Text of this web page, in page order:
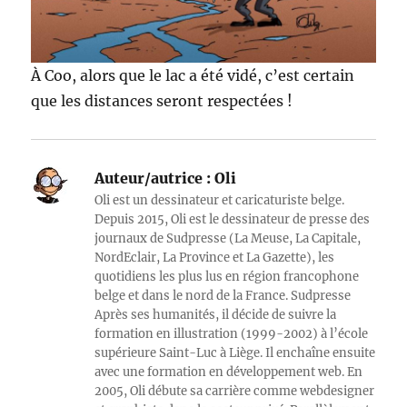
À Coo, alors que le lac a été vidé, c’est certain
que les distances seront respectées !
Auteur/autrice : Oli
Oli est un dessinateur et caricaturiste belge.
Depuis 2015, Oli est le dessinateur de presse des
journaux de Sudpresse (La Meuse, La Capitale,
NordEclair, La Province et La Gazette), les
quotidiens les plus lus en région francophone
belge et dans le nord de la France. Sudpresse
Après ses humanités, il décide de suivre la
formation en illustration (1999-2002) à l’école
supérieure Saint-Luc à Liège. Il enchaîne ensuite
avec une formation en développement web. En
2005, Oli débute sa carrière comme webdesigner